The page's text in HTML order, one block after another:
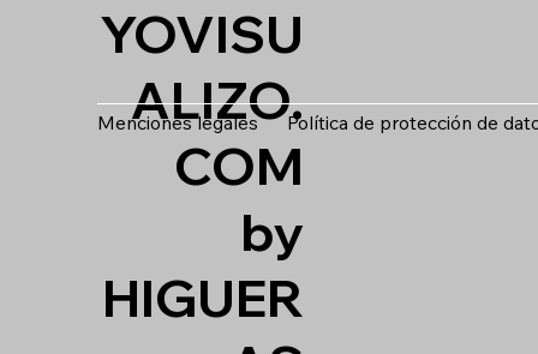
YOVISU
ALIZO.
COM
by
HIGUER
Menciones legales Política de protección de